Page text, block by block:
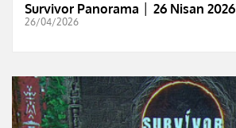
Survivor Panorama │ 26 Nisan 2026
26/04/2026